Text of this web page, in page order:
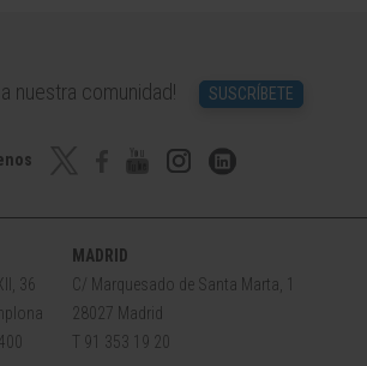
a nuestra comunidad! SUSCRÍBETE
36
MADRID
C/ Marquesado de Santa Marta, 1
28027 Madrid
T 91 353 19 20